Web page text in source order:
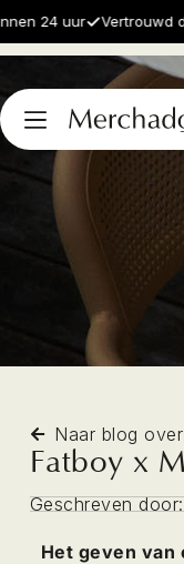
24 uur Vertrouwd
Naar blog
Fatboy x
Geschreven door:
Het geven van